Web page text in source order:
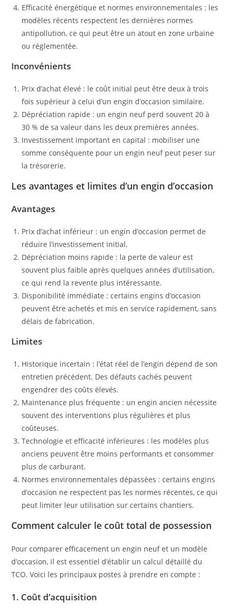
Efficacité énergétique et normes environnementales : les
modèles récents respectent les dernières normes
antipollution, ce qui peut être un atout en zone urbaine
ou réglementée.
Inconvénients
Prix d’achat élevé : le coût initial peut être deux à trois
fois supérieur à celui d’un engin d’occasion similaire.
Dépréciation rapide : un engin neuf perd souvent 20 à
30 % de sa valeur dans les deux premières années.
Investissement important en capital : mobiliser une
somme conséquente pour un engin neuf peut peser sur
la trésorerie.
Les avantages et limites d’un engin d’occasion
Avantages
Prix d’achat inférieur : un engin d’occasion permet de
réduire l’investissement initial.
Dépréciation moins rapide : la perte de valeur est
souvent plus faible après quelques années d’utilisation,
ce qui rend la revente plus intéressante.
Disponibilité immédiate : certains engins d’occasion
peuvent être achetés et mis en service rapidement, sans
délais de fabrication.
Limites
Historique incertain : l’état réel de l’engin dépend de son
entretien précédent. Des défauts cachés peuvent
engendrer des coûts élevés.
Maintenance plus fréquente : un engin ancien nécessite
souvent des interventions plus régulières et plus
coûteuses.
Technologie et efficacité inférieures : les modèles plus
anciens peuvent être moins performants et consommer
plus de carburant.
Normes environnementales dépassées : certains engins
d’occasion ne respectent pas les normes récentes, ce qui
peut limiter leur utilisation sur certains chantiers.
Comment calculer le coût total de possession
Pour comparer efficacement un engin neuf et un modèle
d’occasion, il est essentiel d’établir un calcul détaillé du
TCO. Voici les principaux postes à prendre en compte :
1. Coût d’acquisition